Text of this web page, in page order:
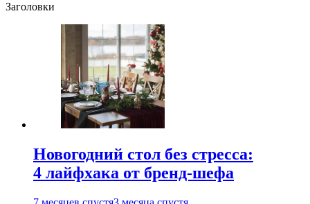
Заголовки
Новогодний стол без стресса:
4 лайфхака от бренд-шефа